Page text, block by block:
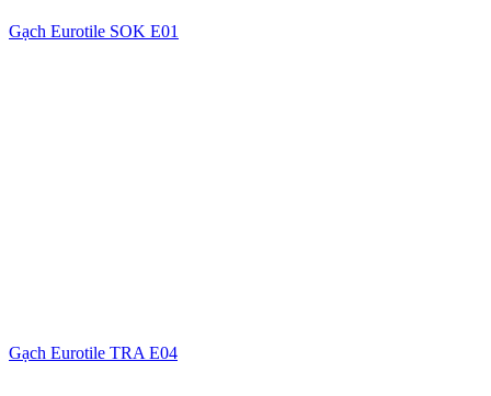
Gạch Eurotile SOK E01
Gạch Eurotile TRA E04